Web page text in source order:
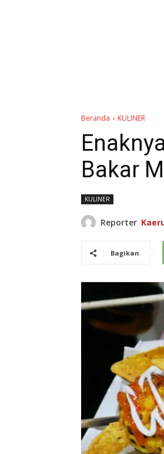
Beranda KULINER
Bakar
KULINER
Reporter
Bagikan